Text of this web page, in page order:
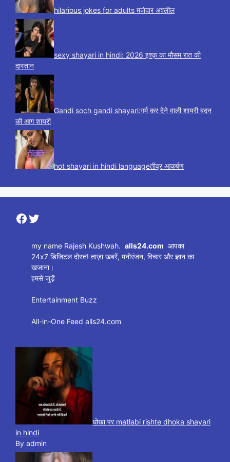
hilarious jokes for adults मजेदार अश्लील
sexy shayari in hindi: 2026 इश्क़ का मौसम रात की
दास्तान
Gandi soch gandi shayari:गर्म कर देने वाली शायरी बदन
की आग शायरी
hot shayari in hindi languageतीव्र आकर्षण
Facebook
Twitter
my name Rajesh Kushwah.alls24.com आपका
24x7 डिजिटल दोस्त! ताज़ा खबरें, मनोरंजन, विचार और ज्ञान का
खजाना।
हमसे जुड़ें
Entertainment Buzz
All-in-One Feed alls24.com
धोखा पर matlabi rishte dhoka shayari
in hindi
By admin